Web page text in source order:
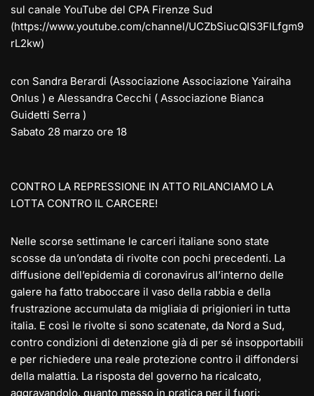
sul canale YouTube del CPA Firenze Sud
(https://www.youtube.com/channel/UCZbSiucQIS3FlLfgm9
rL2kw)
con Sandra Berardi (Associazione Associazione Yairaiha
Onlus ) e Alessandra Cecchi ( Associazione Bianca
Guidetti Serra )
Sabato 28 marzo ore 18
CONTRO LA REPRESSIONE IN ATTO RILANCIAMO LA
LOTTA CONTRO IL CARCERE!
Nelle scorse settimane le carceri italiane sono state
scosse da un’ondata di rivolte con pochi precedenti. La
diffusione dell’epidemia di coronavirus all’interno delle
galere ha fatto traboccare il vaso della rabbia e della
frustrazione accumulata da migliaia di prigionieri in tutta
italia. E così le rivolte si sono scatenate, da Nord a Sud,
contro condizioni di detenzione già di per sé insopportabili
e per richiedere una reale protezione contro il diffondersi
della malattia. La risposta del governo ha ricalcato,
aggravandolo, quanto messo in pratica per il fuori: